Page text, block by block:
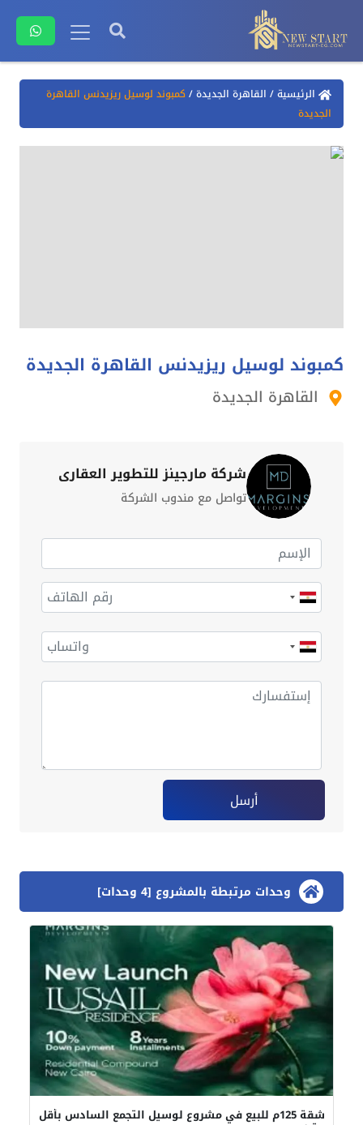
الرئيسية/ القاهرة الجديدة/كمبوند لوسيل ريزيدنس القاهرة
الجديدة
كمبوند لوسيل ريزيدنس القاهرة الجديدة
القاهرة الجديدة
شركة مارجينز للتطوير العقاري
تواصل مع مندوب الشركة
أرسل
وحدات مرتبطة بالمشروع [4 وحدات]
شقة 125م للبيع في مشروع لوسيل التجمع السادس بأقل